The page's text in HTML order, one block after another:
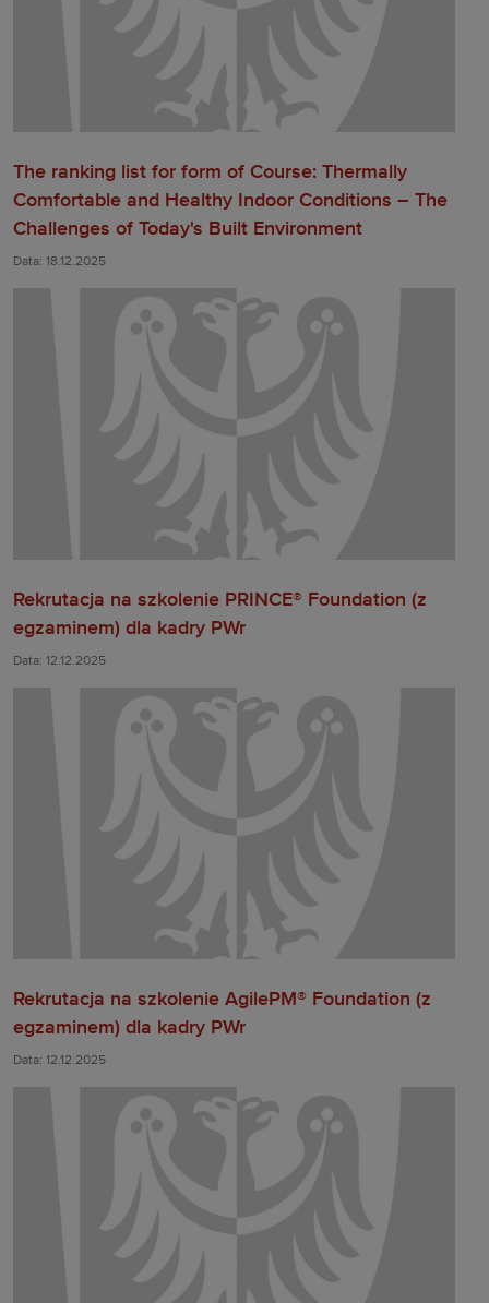
The ranking list for form of Course: Thermally
Comfortable and Healthy Indoor Conditions – The
Challenges of Today's Built Environment
Data: 18.12.2025
Rekrutacja na szkolenie PRINCE® Foundation (z
egzaminem) dla kadry PWr
Data: 12.12.2025
Rekrutacja na szkolenie AgilePM® Foundation (z
egzaminem) dla kadry PWr
Data: 12.12.2025